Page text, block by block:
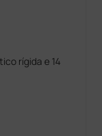
rígida e 14